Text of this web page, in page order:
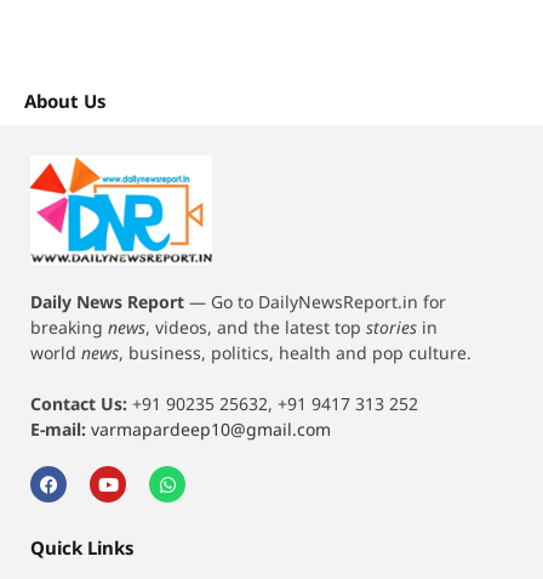
About Us
Daily News Report — Go to DailyNewsReport.in for
breaking news, videos, and the latest top stories in
world news, business, politics, health and pop culture.
Contact Us: +91 90235 25632, +91 9417 313 252
E-mail: varmapardeep10@gmail.com
Quick Links